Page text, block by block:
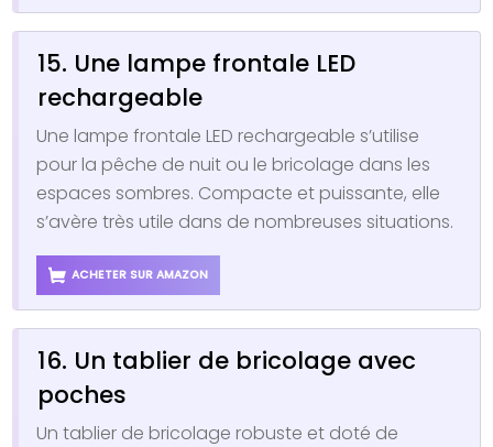
15. Une lampe frontale LED
rechargeable
Une lampe frontale LED rechargeable s’utilise
pour la pêche de nuit ou le bricolage dans les
espaces sombres. Compacte et puissante, elle
s’avère très utile dans de nombreuses situations.
ACHETER SUR AMAZON
16. Un tablier de bricolage avec
poches
Un tablier de bricolage robuste et doté de